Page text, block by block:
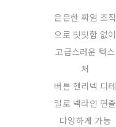
은은한 짜임 조직
으로 밋밋함 없이
고급스러운 텍스
처
버튼 헨리넥 디테
일로 넥라인 연출
다양하게 가능